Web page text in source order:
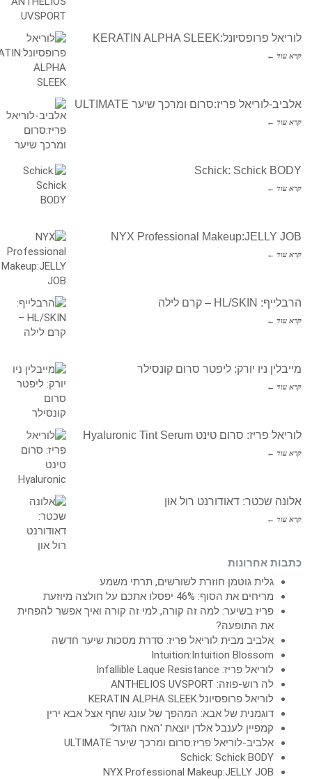
לוריאל פרופסיונל:KERATIN ALPHA SLEEK
קרא עוד ←
אלביב-לוריאל פריז:סרום ומרכך שיער ULTIMATE
קרא עוד ←
Schick: Schick BODY
קרא עוד ←
NYX Professional Makeup:JELLY JOB
קרא עוד ←
הרבלייף: HL/SKIN – קרם לילה
קרא עוד ←
מייבלין ניו יורק: ליפטר סרום קונסילר
קרא עוד ←
לוריאל פריז: סרום טינט Hyaluronic Tint Serum
קרא עוד ←
אלונה שכטר: דאודורנט רול און
קרא עוד ←
כתבות אחרונות
גלית גוטמן חוזרת לשורשים, תרתי משמע
מריחים את הסוף: 46% יפסלו אתכם על חולצה מיוזעת
פריז בשיער: למה זה קורה, למי זה קורה ואיך אפשר להפחית
את התופעה?
אלביב מבית לוריאל פריז: סדרת מסכות שיער חדשה
Intuition:Intuition Blossom
לוריאל פריז: Infallible Laque Resistance
לה רוש-פוזה: ANTHELIOS UVSPORT
לוריאל פרופסיונל:KERATIN ALPHA SLEEK
דוגמנית של אבא: המהפך של עונג שחף אצל אבא ירין
קמפיין לענבל אלדן יוצאת 'האח הגדול'
אלביב-לוריאל פריז:סרום ומרכך שיער ULTIMATE
Schick: Schick BODY
NYX Professional Makeup:JELLY JOB